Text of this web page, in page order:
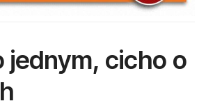
jednym, cicho o